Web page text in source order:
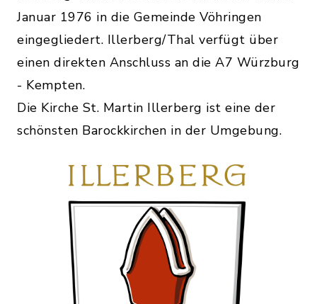
Januar 1976 in die Gemeinde Vöhringen
eingegliedert. Illerberg/Thal verfügt über
einen direkten Anschluss an die A7 Würzburg
- Kempten.
Die Kirche St. Martin Illerberg ist eine der
schönsten Barockkirchen in der Umgebung.